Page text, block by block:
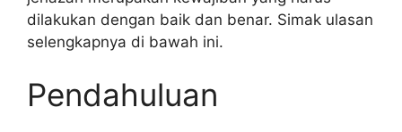
dilakukan dengan baik dan benar. Simak ulasan
selengkapnya di bawah ini.
Pendahuluan